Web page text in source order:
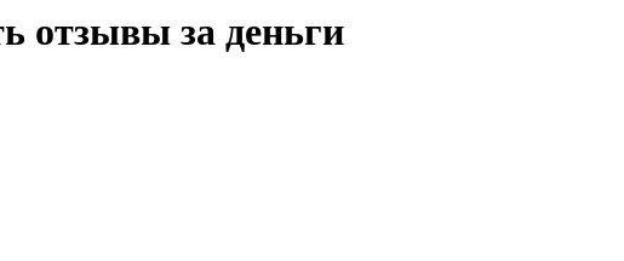
отзывы за деньги